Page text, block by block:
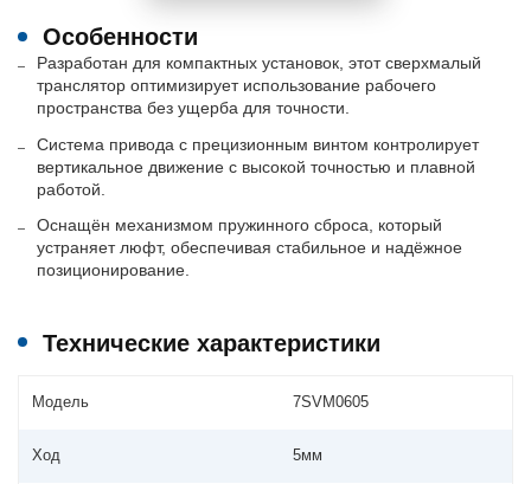
Особенности
Разработан для компактных установок, этот сверхмалый
транслятор оптимизирует использование рабочего
пространства без ущерба для точности.
Система привода с прецизионным винтом контролирует
вертикальное движение с высокой точностью и плавной
работой.
Оснащён механизмом пружинного сброса, который
устраняет люфт, обеспечивая стабильное и надёжное
позиционирование.
Технические характеристики
Модель 7SVM0605
Ход 5мм